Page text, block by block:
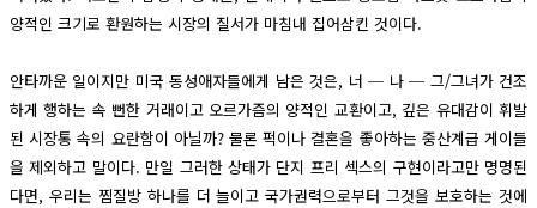
양적인 크기로 환원하는 시장의 질서가 마침내 집어삼킨 것이다.
안타까운 일이지만 미국 동성애자들에게 남은 것은, 너 ─ 나 ─ 그/그녀가 건조
하게 행하는 속 뻔한 거래이고 오르가즘의 양적인 교환이고, 깊은 유대감이 휘발
된 시장통 속의 요란함이 아닐까? 물론 퍽이나 결혼을 좋아하는 중산계급 게이들
을 제외하고 말이다. 만일 그러한 상태가 단지 프리 섹스의 구현이라고만 명명된
다면, 우리는 찜질방 하나를 더 늘이고 국가권력으로부터 그것을 보호하는 것에